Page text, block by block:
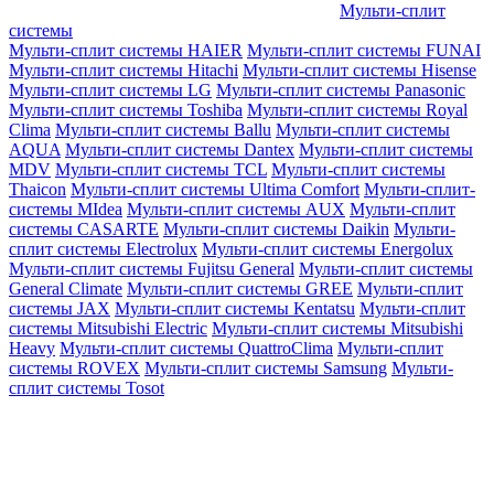
Мульти-сплит
системы
Мульти-сплит системы HAIER Мульти-сплит системы FUNAI
Мульти-сплит системы Hitachi Мульти-сплит системы Hisense
Мульти-сплит системы LG Мульти-сплит системы Panasonic
Мульти-сплит системы Toshiba Мульти-сплит системы Royal
Clima Мульти-сплит системы Ballu Мульти-сплит системы
AQUA Мульти-сплит системы Dantex Мульти-сплит системы
MDV Мульти-сплит системы TCL Мульти-сплит системы
Thaicon Мульти-сплит системы Ultima Comfort Мульти-сплит-
системы MIdea Мульти-сплит системы AUX Мульти-сплит
системы CASARTE Мульти-сплит системы Daikin Мульти-
сплит системы Electrolux Мульти-сплит системы Energolux
Мульти-сплит системы Fujitsu General Мульти-сплит системы
General Climate Мульти-сплит системы GREE Мульти-сплит
системы JAX Мульти-сплит системы Kentatsu Мульти-сплит
системы Mitsubishi Electric Мульти-сплит системы Mitsubishi
Heavy Мульти-сплит системы QuattroClima Мульти-сплит
системы ROVEX Мульти-сплит системы Samsung Мульти-
сплит системы Tosot